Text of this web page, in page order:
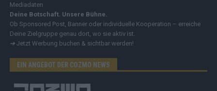
Mediadaten
Deine Botschaft. Unsere Bühne.
Ob Sponsored Post, Banner oder individuelle Kooperation – erreiche
Deine Zielgruppe genau dort, wo sie aktiv ist.
➔ Jetzt Werbung buchen & sichtbar werden!
EIN ANGEBOT DER COZMO NEWS